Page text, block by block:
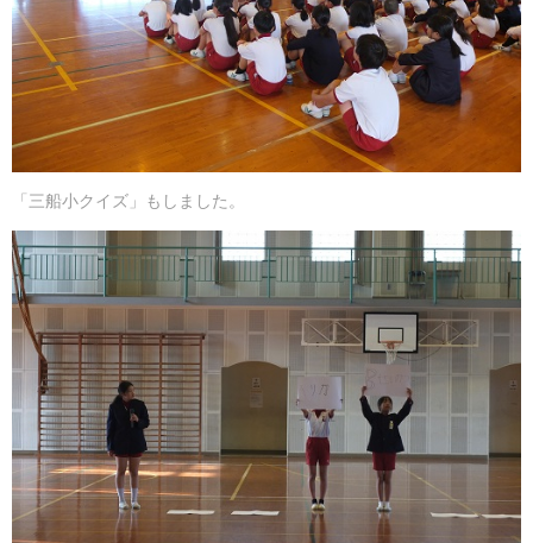
「三船小クイズ」もしました。